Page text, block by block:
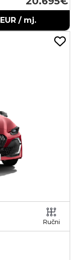
EUR / mj.
Ručni